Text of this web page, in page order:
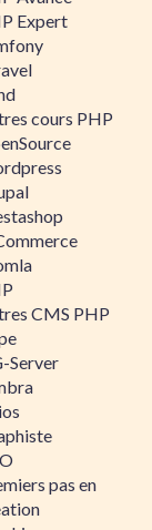
Expert
cours PHP
CMS PHP
Server
pas en